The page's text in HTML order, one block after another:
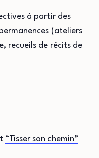
à partir des
(ateliers
recueils de récits de
“Tisser son chemin”